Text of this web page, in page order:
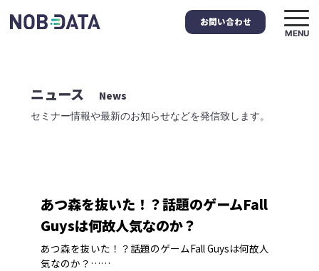
お問い合わせ
MENU
ニュース News
セミナー情報や最新のお知らせなどを発信致します。
あつ森を抜いた！？話題のゲームFall
Guysは何故人気なのか？
あつ森を抜いた！？話題のゲームFall Guysは何故人
気なのか？……